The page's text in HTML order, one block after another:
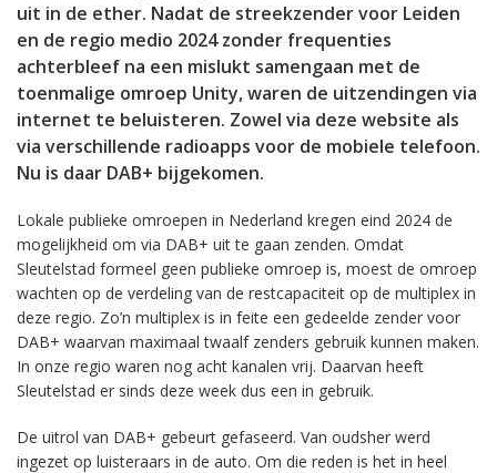
uit in de ether. Nadat de streekzender voor Leiden
en de regio medio 2024 zonder frequenties
achterbleef na een mislukt samengaan met de
toenmalige omroep Unity, waren de uitzendingen via
internet te beluisteren. Zowel via deze website als
via verschillende radioapps voor de mobiele telefoon.
Nu is daar DAB+ bijgekomen.
Lokale publieke omroepen in Nederland kregen eind 2024 de
mogelijkheid om via DAB+ uit te gaan zenden. Omdat
Sleutelstad formeel geen publieke omroep is, moest de omroep
wachten op de verdeling van de restcapaciteit op de multiplex in
deze regio. Zo’n multiplex is in feite een gedeelde zender voor
DAB+ waarvan maximaal twaalf zenders gebruik kunnen maken.
In onze regio waren nog acht kanalen vrij. Daarvan heeft
Sleutelstad er sinds deze week dus een in gebruik.
De uitrol van DAB+ gebeurt gefaseerd. Van oudsher werd
ingezet op luisteraars in de auto. Om die reden is het in heel